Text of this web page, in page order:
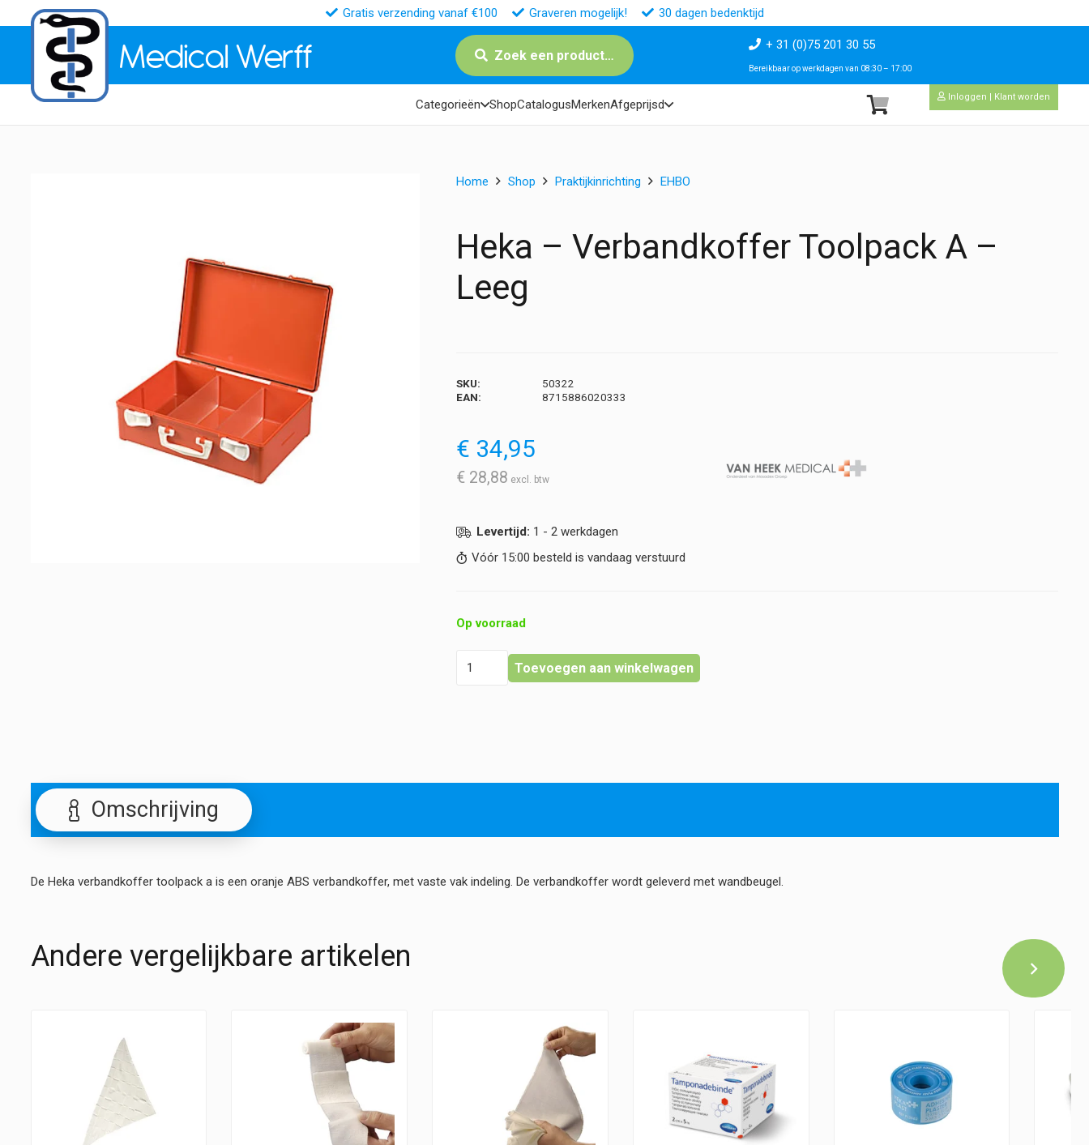
Gratis verzending vanaf €100 Graveren mogelijk! 30 dagen bedenktijd
MedicalWerff Zoek een product…
+ 31 (0)75 201 30 55
Bereikbaar op werkdagen van 08:30 – 17:00
Categorieën ShopCatalogusMerkenAfgeprijsd
Inloggen | Klant worden
Home Shop Praktijkinrichting EHBO
Heka – Verbandkoffer Toolpack A –
Leeg
SKU:
50322
EAN:
8715886020333
€ 34,95
€ 28,88
Levertijd: 1 - 2 werkdagen
Vóór 15:00 besteld is vandaag verstuurd
Op voorraad
Toevoegen aan winkelwagen
Omschrijving
De Heka verbandkoffer toolpack a is een oranje ABS verbandkoffer, met vaste vak indeling. De verbandkoffer wordt geleverd met wandbeugel.
Andere vergelijkbare artikelen